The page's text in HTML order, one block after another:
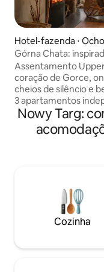
Hotel-fazenda ⋅
rna
Górna Chata:
Assentamento
coração de Gorce,
cheios de silêncio e
3 apartamentos
um com uma lareira,
decorado com um
longe da agitação
paisagens
aproveite a liberdade
Upper Cottage.
está localizado a 939
Nowy Targ:
Cozinha